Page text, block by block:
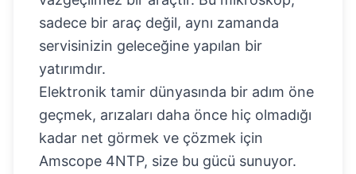
sadece bir araç değil, aynı zamanda
servisinizin geleceğine yapılan bir
yatırımdır.
Elektronik tamir dünyasında bir adım öne
geçmek, arızaları daha önce hiç olmadığı
kadar net görmek ve çözmek için
Amscope 4NTP, size bu gücü sunuyor.